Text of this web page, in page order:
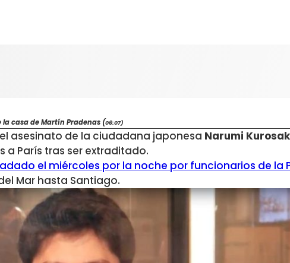
la casa de Martín Pradenas (06:07)
asesinato de la ciudadana japonesa Narumi
a París tras ser extraditado.
el miércoles por la noche por funcionarios de la
Mar hasta Santiago.